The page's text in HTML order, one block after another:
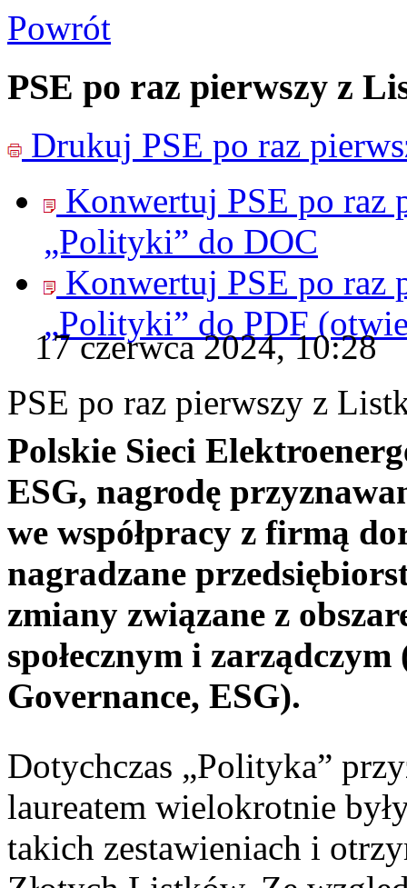
Powrót
PSE po raz pierwszy z
Drukuj PSE po raz
Konwertuj PSE po raz
„Polityki” do DOC
Konwertuj PSE po raz
„Polityki” do PDF
17 czerwca 2024, 10:28
PSE po raz pierwszy z
Polskie Sieci
ESG, nagrodę
we współpracy z firmą
nagradzane
zmiany związane z
społecznym i
Governance, ESG).
Dotychczas „Polityka”
laureatem wielokrotnie
takich zestawieniach i